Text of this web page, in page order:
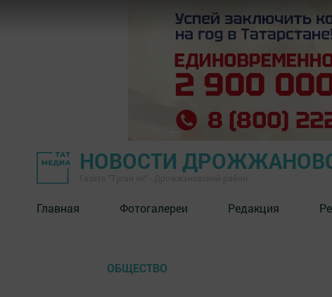
НОВОСТИ
Главная Фотогалереи Редакция
ОБЩЕСТВО